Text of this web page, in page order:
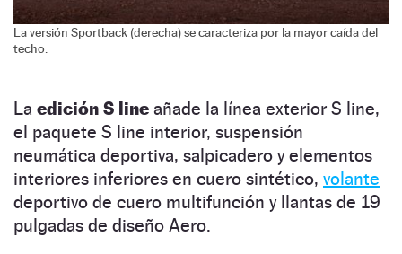
La versión Sportback (derecha) se caracteriza por la mayor caída del
techo.
La edición S line añade la línea exterior S line,
el paquete S line interior, suspensión
neumática deportiva, salpicadero y elementos
interiores inferiores en cuero sintético, volante
deportivo de cuero multifunción y llantas de 19
pulgadas de diseño Aero.